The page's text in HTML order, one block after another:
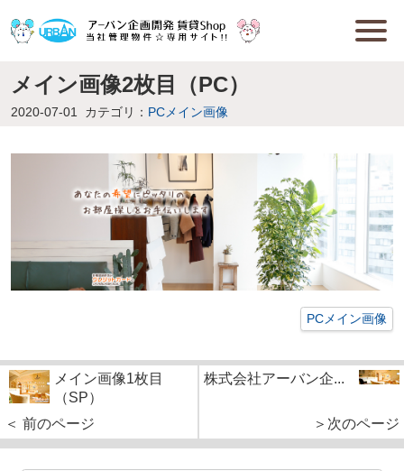
メイン画像2枚目（PC）
2020-07-01 カテゴリ： PCメイン画像
PCメイン画像
メイン画像1枚目
（SP）
＜ 前のページ
株式会社アーバン企...
＞次のページ